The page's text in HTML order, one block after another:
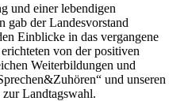
und einer lebendigen
gab der Landesvorstand
Einblicke in das vergangene
von der positiven
Weiterbildungen und
und unseren
Landtagswahl.